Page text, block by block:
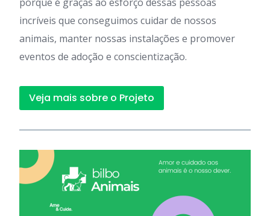
incríveis que conseguimos cuidar de nossos
animais, manter nossas instalações e promover
eventos de adoção e conscientização.
Veja mais sobre o Projeto